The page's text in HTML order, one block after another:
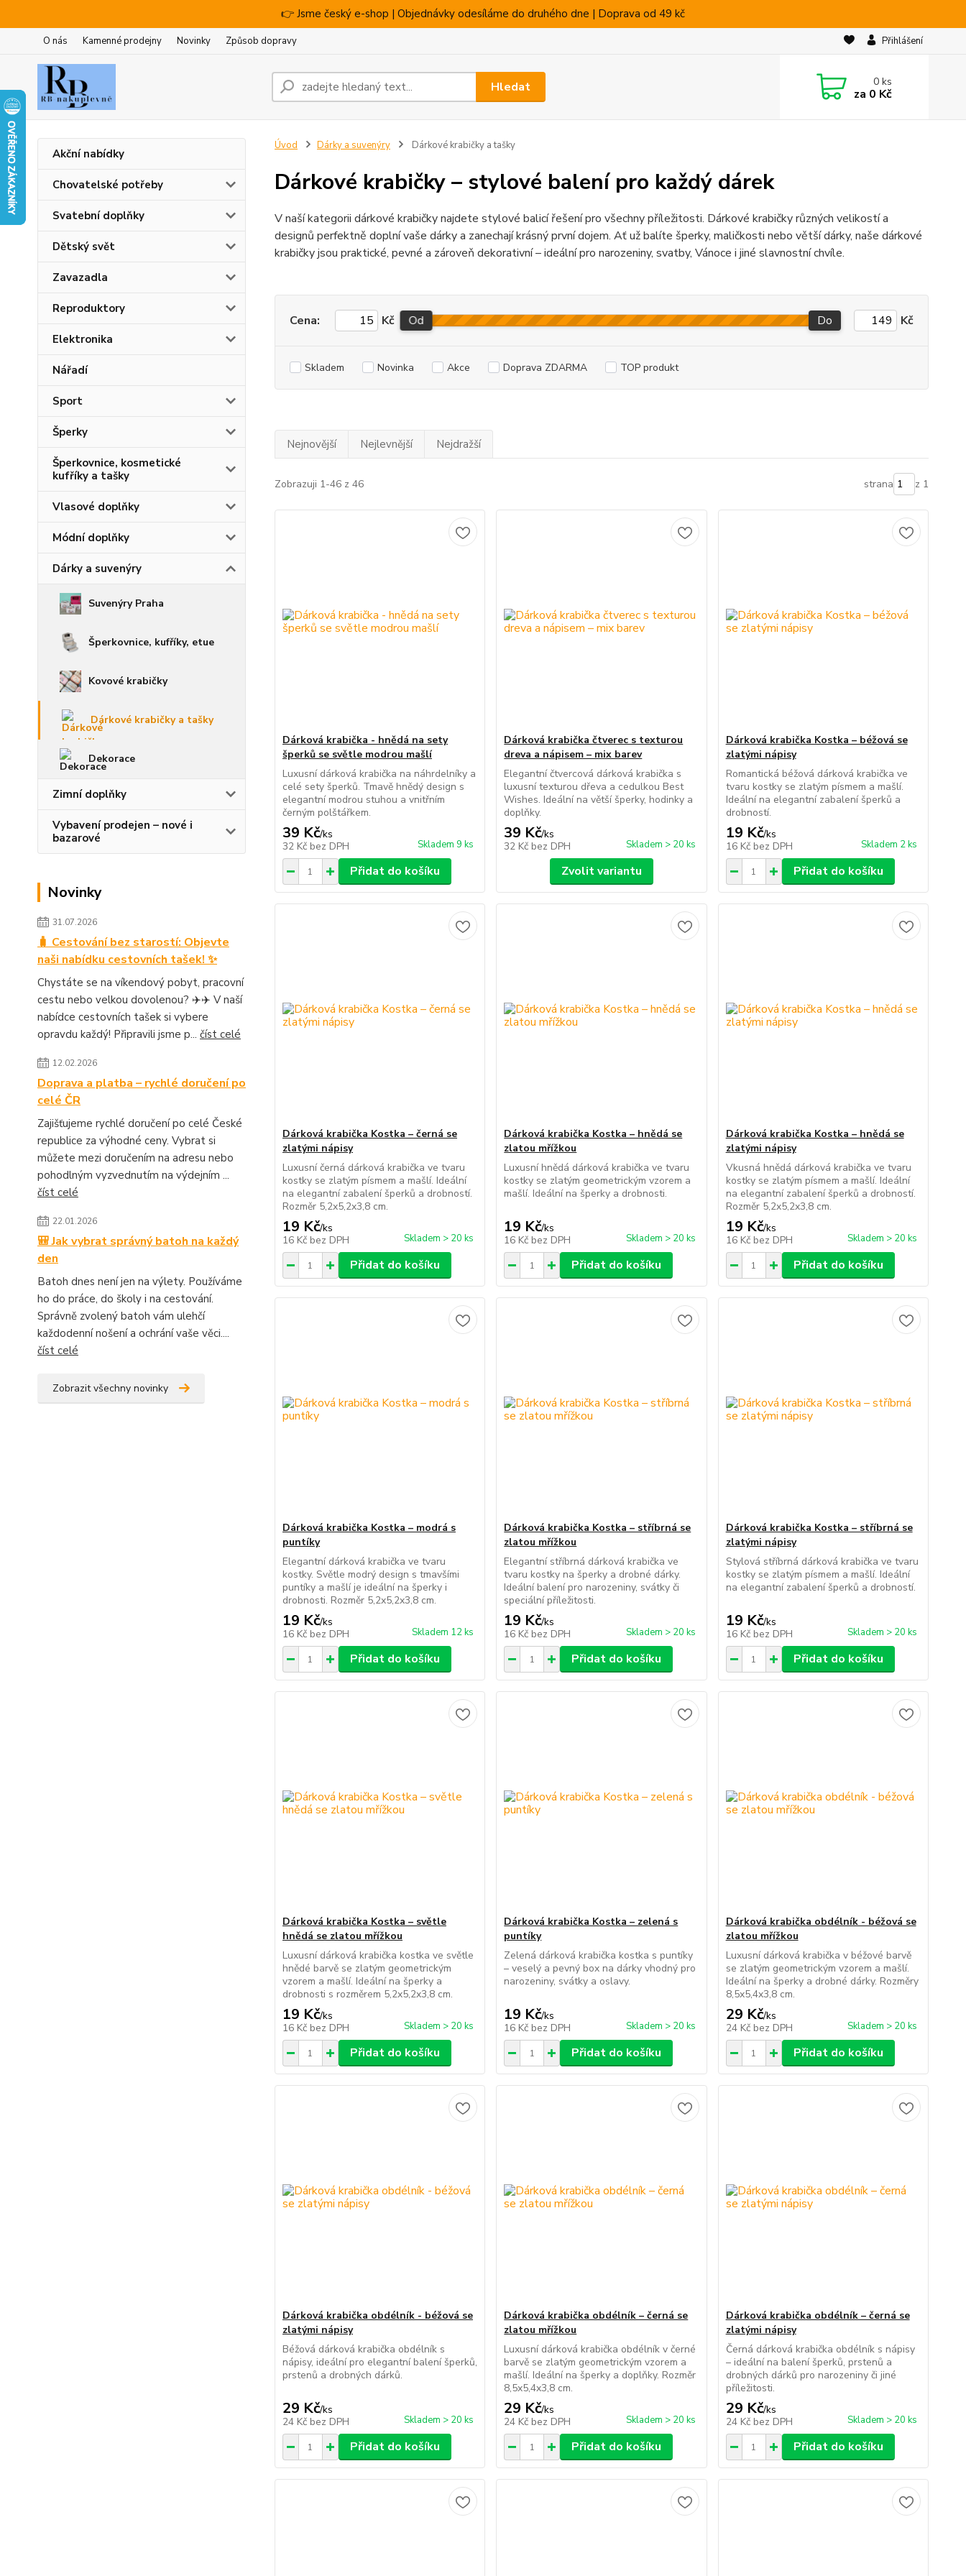
👉 Jsme český e-shop | Objednávky odesíláme do druhého dne | Doprava od 49 kč
O nás Kamenné prodejny Novinky Způsob dopravy Přihlášení
Hledat 0ks
za 0 Kč
Akční nabídky
Chovatelské potřeby
Svatební doplňky
Dětský svět
Zavazadla
Reproduktory
Elektronika
Nářadí
Sport
Šperky
Šperkovnice, kosmetické
kufříky a tašky
Vlasové doplňky
Módní doplňky
Dárky a suvenýry
Suvenýry Praha
Šperkovnice, kufříky, etue
Kovové krabičky
Dárkové krabičky a tašky
Dekorace
Zimní doplňky
Vybavení prodejen – nové i
bazarové
Novinky
31.07.2026
🧳 Cestování bez starostí: Objevte
naši nabídku cestovních tašek! ✨
Chystáte se na víkendový pobyt, pracovní
cestu nebo velkou dovolenou? ✈️✈️ V naší
nabídce cestovních tašek si vybere
opravdu každý! Připravili jsme p... číst celé
12.02.2026
Doprava a platba – rychlé doručení po
celé ČR
Zajišťujeme rychlé doručení po celé České
republice za výhodné ceny. Vybrat si
můžete mezi doručením na adresu nebo
pohodlným vyzvednutím na výdejním ...
číst celé
22.01.2026
🎒 Jak vybrat správný batoh na každý
den
Batoh dnes není jen na výlety. Používáme
ho do práce, do školy i na cestování.
Správně zvolený batoh vám ulehčí
každodenní nošení a ochrání vaše věci....
číst celé
Zobrazit všechny novinky
Úvod Dárky a suvenýry Dárkové krabičky a tašky
Dárkové krabičky – stylové balení pro každý dárek
V naší kategorii dárkové krabičky najdete stylové balicí řešení pro všechny příležitosti. Dárkové krabičky různých velikostí a
designů perfektně doplní vaše dárky a zanechají krásný první dojem. Ať už balíte šperky, maličkosti nebo větší dárky, naše dárkové
krabičky jsou praktické, pevné a zároveň dekorativní – ideální pro narozeniny, svatby, Vánoce i jiné slavnostní chvíle.
Cena: Kč Od Do Kč
Skladem Novinka Akce Doprava ZDARMA TOP produkt
Nejnovější Nejlevnější Nejdražší
Zobrazuji 1-46 z 46 strana z 1
Dárková krabička - hnědá na sety
šperků se světle modrou mašlí
Luxusní dárková krabička na náhrdelníky a
celé sety šperků. Tmavě hnědý design s
elegantní modrou stuhou a vnitřním
černým polštářkem.
39 Kč/ks
32 Kč bez DPH Skladem 9 ks
Přidat do košíku
Dárková krabička čtverec s texturou
dreva a nápisem – mix barev
Elegantní čtvercová dárková krabička s
luxusní texturou dřeva a cedulkou Best
Wishes. Ideální na větší šperky, hodinky a
doplňky.
39 Kč/ks
32 Kč bez DPH Skladem > 20 ks
Zvolit variantu
Dárková krabička Kostka – béžová se
zlatými nápisy
Romantická béžová dárková krabička ve
tvaru kostky se zlatým písmem a mašlí.
Ideální na elegantní zabalení šperků a
drobností.
19 Kč/ks
16 Kč bez DPH Skladem 2 ks
Přidat do košíku
Dárková krabička Kostka – černá se
zlatými nápisy
Luxusní černá dárková krabička ve tvaru
kostky se zlatým písmem a mašlí. Ideální
na elegantní zabalení šperků a drobností.
Rozměr 5,2x5,2x3,8 cm.
19 Kč/ks
16 Kč bez DPH Skladem > 20 ks
Přidat do košíku
Dárková krabička Kostka – hnědá se
zlatou mřížkou
Luxusní hnědá dárková krabička ve tvaru
kostky se zlatým geometrickým vzorem a
mašlí. Ideální na šperky a drobnosti.
19 Kč/ks
16 Kč bez DPH Skladem > 20 ks
Přidat do košíku
Dárková krabička Kostka – hnědá se
zlatými nápisy
Vkusná hnědá dárková krabička ve tvaru
kostky se zlatým písmem a mašlí. Ideální
na elegantní zabalení šperků a drobností.
Rozměr 5,2x5,2x3,8 cm.
19 Kč/ks
16 Kč bez DPH Skladem > 20 ks
Přidat do košíku
Dárková krabička Kostka – modrá s
puntíky
Elegantní dárková krabička ve tvaru
kostky. Světle modrý design s tmavšími
puntíky a mašlí je ideální na šperky i
drobnosti. Rozměr 5,2x5,2x3,8 cm.
19 Kč/ks
16 Kč bez DPH Skladem 12 ks
Přidat do košíku
Dárková krabička Kostka – stříbrná se
zlatou mřížkou
Elegantní stříbrná dárková krabička ve
tvaru kostky na šperky a drobné dárky.
Ideální balení pro narozeniny, svátky či
speciální příležitosti.
19 Kč/ks
16 Kč bez DPH Skladem > 20 ks
Přidat do košíku
Dárková krabička Kostka – stříbrná se
zlatými nápisy
Stylová stříbrná dárková krabička ve tvaru
kostky se zlatým písmem a mašlí. Ideální
na elegantní zabalení šperků a drobností.
19 Kč/ks
16 Kč bez DPH Skladem > 20 ks
Přidat do košíku
Dárková krabička Kostka – světle
hnědá se zlatou mřížkou
Luxusní dárková krabička kostka ve světle
hnědé barvě se zlatým geometrickým
vzorem a mašlí. Ideální na šperky a
drobnosti s rozměrem 5,2x5,2x3,8 cm.
19 Kč/ks
16 Kč bez DPH Skladem > 20 ks
Přidat do košíku
Dárková krabička Kostka – zelená s
puntíky
Zelená dárková krabička kostka s puntíky
– veselý a pevný box na dárky vhodný pro
narozeniny, svátky a oslavy.
19 Kč/ks
16 Kč bez DPH Skladem > 20 ks
Přidat do košíku
Dárková krabička obdélník - béžová se
zlatou mřížkou
Luxusní dárková krabička v béžové barvě
se zlatým geometrickým vzorem a mašlí.
Ideální na šperky a drobné dárky. Rozměry
8,5x5,4x3,8 cm.
29 Kč/ks
24 Kč bez DPH Skladem > 20 ks
Přidat do košíku
Dárková krabička obdélník - béžová se
zlatými nápisy
Béžová dárková krabička obdélník s
nápisy, ideální pro elegantní balení šperků,
prstenů a drobných dárků.
29 Kč/ks
24 Kč bez DPH Skladem > 20 ks
Přidat do košíku
Dárková krabička obdélník – černá se
zlatou mřížkou
Luxusní dárková krabička obdélník v černé
barvě se zlatým geometrickým vzorem a
mašlí. Ideální na šperky a doplňky. Rozměr
8,5x5,4x3,8 cm.
29 Kč/ks
24 Kč bez DPH Skladem > 20 ks
Přidat do košíku
Dárková krabička obdélník – černá se
zlatými nápisy
Černá dárková krabička obdélník s nápisy
– ideální na balení šperků, prstenů a
drobných dárků pro narozeniny či jiné
příležitosti.
29 Kč/ks
24 Kč bez DPH Skladem > 20 ks
Přidat do košíku